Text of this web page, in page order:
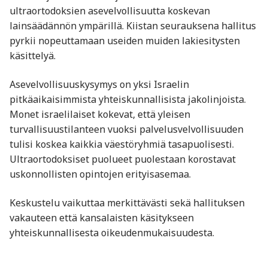
ultraortodoksien asevelvollisuutta koskevan
lainsäädännön ympärillä. Kiistan seurauksena hallitus
pyrkii nopeuttamaan useiden muiden lakiesitysten
käsittelyä.
Asevelvollisuuskysymys on yksi Israelin
pitkäaikaisimmista yhteiskunnallisista jakolinjoista.
Monet israelilaiset kokevat, että yleisen
turvallisuustilanteen vuoksi palvelusvelvollisuuden
tulisi koskea kaikkia väestöryhmiä tasapuolisesti.
Ultraortodoksiset puolueet puolestaan korostavat
uskonnollisten opintojen erityisasemaa.
Keskustelu vaikuttaa merkittävästi sekä hallituksen
vakauteen että kansalaisten käsitykseen
yhteiskunnallisesta oikeudenmukaisuudesta.